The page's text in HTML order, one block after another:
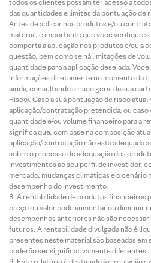
todos os clientes possam ter acesso a
das quantidades e limites da pontuação de
Antes de aplicar nos produtos e/ou
material, é importante que você verifique
comporta a aplicação nos produtos e/ou a
questão, bem como se há limitações de
quantidade para a aplicação desejada.
informações diretamente no momento da
ainda, consultando o risco geral da sua
Risco). Caso a sua pontuação de risco
aplicação/contratação pretendida, ou caso
quantidade e/ou volume financeiro para a
significa que, com base na composição
aplicação/contratação não está adequada
sobre o processo de adequação dos
Investimentos ao seu perfil de investidor,
mercado, mudanças climáticas e o
desempenho do investimento.
A rentabilidade de produtos financeiros
preço ou valor pode aumentar ou diminuir
desempenhos anteriores não são
futuros. A rentabilidade divulgada não é
presentes neste material são baseadas
poderão ser significativamente diferentes.